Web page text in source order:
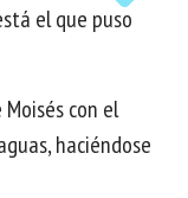
el que puso
con el
haciéndose